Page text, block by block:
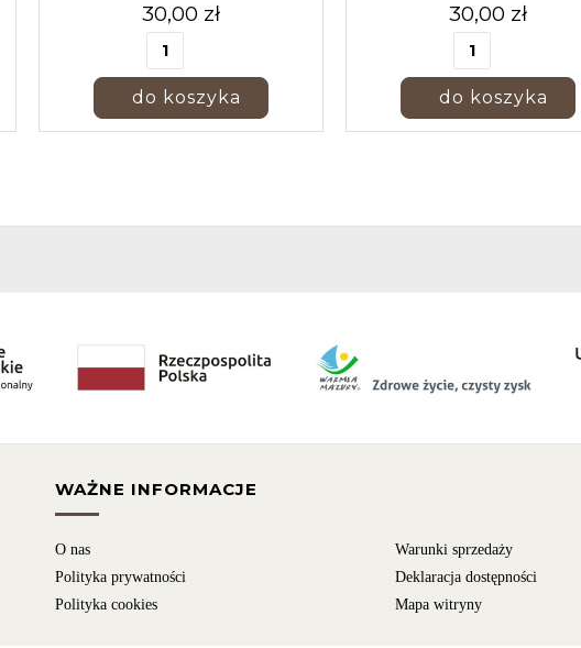
30,00 zł 30,00 zł
WAŻNE INFORMACJE
O nas
Polityka prywatności
Polityka cookies
Warunki sprzedaży
Deklaracja dostępności
Mapa witryny